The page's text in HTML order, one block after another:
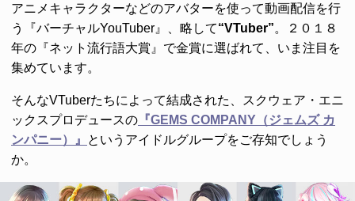
アニメキャラクターなどのアバターを使って動画配信を行
う『バーチャルYouTuber』、略して“VTuber”。２０１８
年の『ネット流行語大賞』で金賞に選ばれて、いま注目を
集めています。
そんなVTuberたちによって結成された、スクウェア・エニ
ックスプロデュースの 『GEMS COMPANY（ジェムズ カ
ンパニー）』
というアイドルグループをご存知でしょう
か。